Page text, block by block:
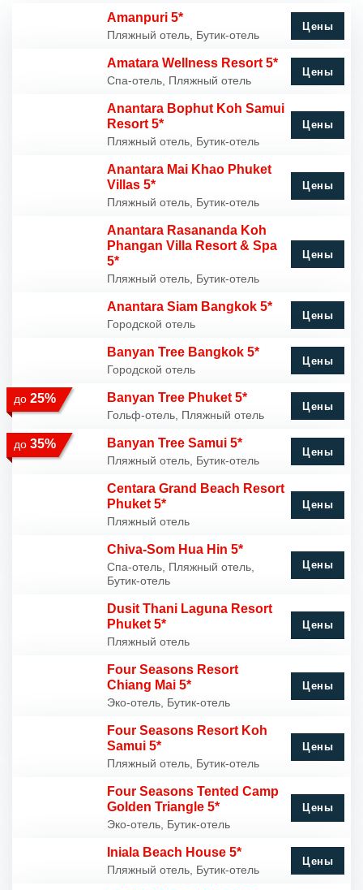
Amanpuri 5*
Пляжный отель, Бутик-отель
Цены
Amatara Wellness Resort 5*
Спа-отель, Пляжный отель
Цены
Anantara Bophut Koh Samui
Resort 5*
Пляжный отель, Бутик-отель
Цены
Anantara Mai Khao Phuket
Villas 5*
Пляжный отель, Бутик-отель
Цены
Anantara Rasananda Koh
Phangan Villa Resort & Spa
5*
Пляжный отель, Бутик-отель
Цены
Anantara Siam Bangkok 5*
Городской отель
Цены
Banyan Tree Bangkok 5*
Городской отель
Цены
до 25% Banyan Tree Phuket 5*
Гольф-отель, Пляжный отель
Цены
до 35% Banyan Tree Samui 5*
Пляжный отель, Бутик-отель
Цены
Centara Grand Beach Resort
Phuket 5*
Пляжный отель
Цены
Chiva-Som Hua Hin 5*
Спа-отель, Пляжный отель,
Бутик-отель
Цены
Dusit Thani Laguna Resort
Phuket 5*
Пляжный отель
Цены
Four Seasons Resort
Chiang Mai 5*
Эко-отель, Бутик-отель
Цены
Four Seasons Resort Koh
Samui 5*
Пляжный отель, Бутик-отель
Цены
Four Seasons Tented Camp
Golden Triangle 5*
Эко-отель, Бутик-отель
Цены
Iniala Beach House 5*
Пляжный отель, Бутик-отель
Цены